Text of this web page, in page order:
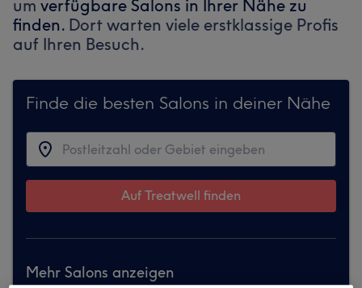
um verfügbare Salons in Ihrer Nähe zu
finden. Dort warten viele erstklassige Profis
auf Ihren Besuch.
Finde die besten Salons in deiner Nähe
Auf Treatwell finden
Mehr Salons anzeigen